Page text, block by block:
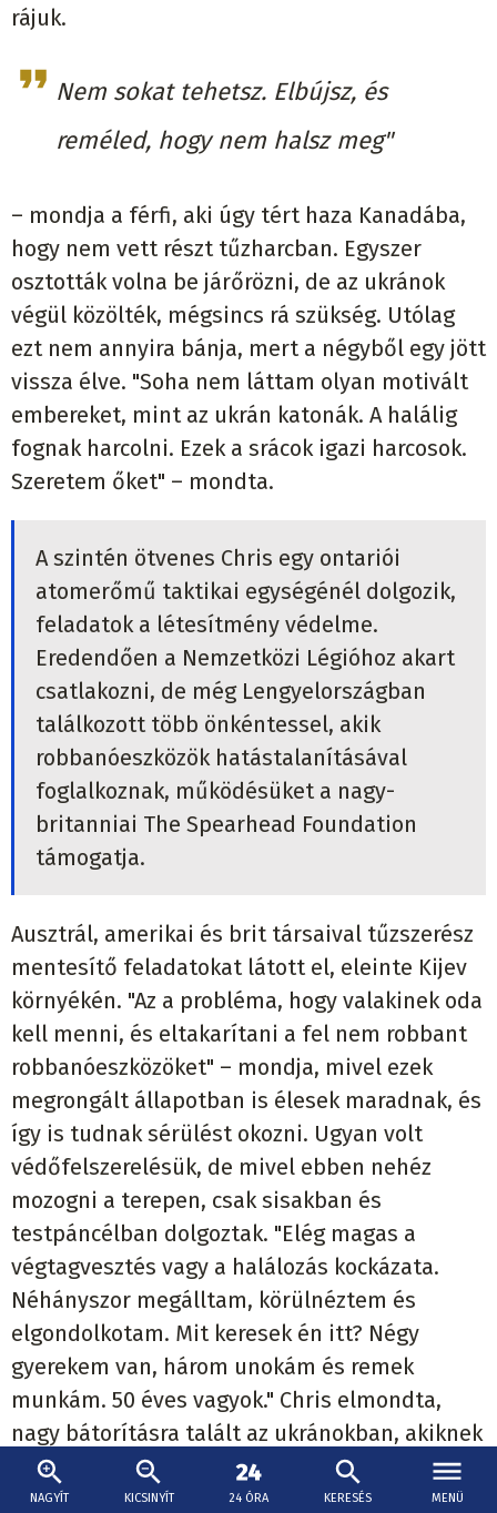
NAGYÍT KICSINYÍT 24 ÓRA KERESÉS MENÜ
rájuk.
Nem sokat tehetsz. Elbújsz, és
reméled, hogy nem halsz meg"
– mondja a férfi, aki úgy tért haza Kanadába,
hogy nem vett részt tűzharcban. Egyszer
osztották volna be járőrözni, de az ukránok
végül közölték, mégsincs rá szükség. Utólag
ezt nem annyira bánja, mert a négyből egy jött
vissza élve. "Soha nem láttam olyan motivált
embereket, mint az ukrán katonák. A halálig
fognak harcolni. Ezek a srácok igazi harcosok.
Szeretem őket" – mondta.
A szintén ötvenes Chris egy ontariói
atomerőmű taktikai egységénél dolgozik,
feladatok a létesítmény védelme.
Eredendően a Nemzetközi Légióhoz akart
csatlakozni, de még Lengyelországban
találkozott több önkéntessel, akik
robbanóeszközök hatástalanításával
foglalkoznak, működésüket a nagy-
britanniai The Spearhead Foundation
támogatja.
Ausztrál, amerikai és brit társaival tűzszerész
mentesítő feladatokat látott el, eleinte Kijev
környékén. "Az a probléma, hogy valakinek oda
kell menni, és eltakarítani a fel nem robbant
robbanóeszközöket" – mondja, mivel ezek
megrongált állapotban is élesek maradnak, és
így is tudnak sérülést okozni. Ugyan volt
védőfelszerelésük, de mivel ebben nehéz
mozogni a terepen, csak sisakban és
testpáncélban dolgoztak. "Elég magas a
végtagvesztés vagy a halálozás kockázata.
Néhányszor megálltam, körülnéztem és
elgondolkotam. Mit keresek én itt? Négy
gyerekem van, három unokám és remek
munkám. 50 éves vagyok." Chris elmondta,
nagy bátorításra talált az ukránokban, akiknek
az elszántsága olyan hatást gyakorolt rá, hogy
néha elakadt a szava, ezért reméli, hogy